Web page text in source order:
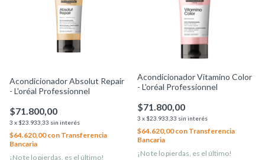
Acondicionador Absolut Repair
- L'oréal Professionnel
$71.800,00
3 x $23.933,33 sin interés
$64.620,00con Transferencia
Bancaria
¡No te lo pierdas, es el último!
Acondicionador Vitamino Color
- L'oréal Professionnel
$71.800,00
3 x $23.933,33 sin interés
$64.620,00con Transferencia
Bancaria
¡No te lo pierdas, es el último!